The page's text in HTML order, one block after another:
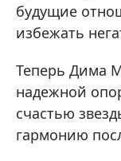
будущие
избежать
Теперь Дима
надежной
счастью
гармонию